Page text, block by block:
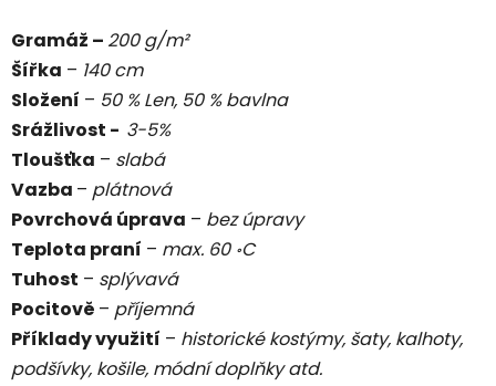
Gramáž – 200 g/m²
Šířka – 140 cm
Složení – 50 % Len, 50 % bavlna
Srážlivost - 3-5%
Tloušťka – slabá
Vazba – plátnová
Povrchová úprava – bez úpravy
Teplota praní – max. 60 ॰C
Tuhost – splývavá
Pocitově – příjemná
Příklady využití – historické kostýmy, šaty, kalhoty,
podšívky, košile, módní doplňky atd.